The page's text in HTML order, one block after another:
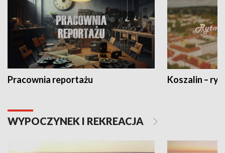
Pracownia reportażu Koszalin –
WYPOCZYNEK I REKREACJA